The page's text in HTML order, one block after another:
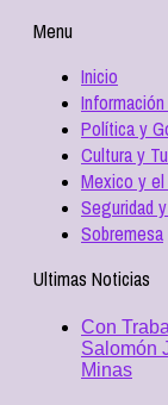
Menu
Inicio
Política y
Cultura y
Mexico y el
Seguridad
Sobremesa
Ultimas Noticias
Con
Salomón
Minas